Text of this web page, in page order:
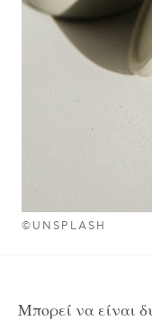
©UNSPLASH
Μπορεί να είναι